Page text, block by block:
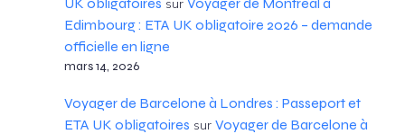
sur
Edimbourg : ETA UK obligatoire 2026 – demande
officielle en ligne
mars 14, 2026
Voyager de Barcelone à Londres : Passeport et
ETA UK obligatoires sur Voyager de Barcelone à